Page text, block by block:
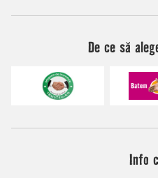
De ce să
Info